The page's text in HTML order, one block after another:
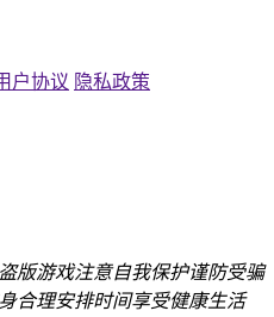
户协议 隐私政策
版游戏注意自我保护谨防受骗
合理安排时间享受健康生活